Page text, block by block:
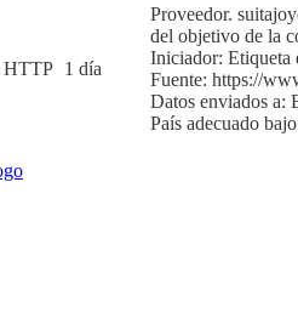
HTTP 1 día
Proveedor.
del objetivo de la
Iniciador: Etiqueta
Fuente: https://
Datos enviados a:
País adecuado